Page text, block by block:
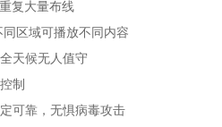
复大量布线
区域可播放不同内容
天候无人值守
制
可靠，无惧病毒攻击